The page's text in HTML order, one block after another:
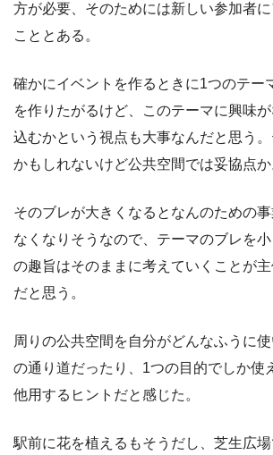
方が必要、そのためには新しい参加者
こととある。
確かにイベントを作るときに1つのテー
を作りたがるけど、このテーマに興味
込むかという視点も大事なんだと思う
かもしれないけど公共空間では妥協点か
そのブレが大きくなるとなんのための
なくなりそうなので、テーマのブレを
の趣旨はそのままに考えていくことが
だと思う。
周りの公共空間を自分がどんなふうに
の通り道だったり、1つの目的でしか使
他用するヒントだと感じた。
駅前に花を植えるもそうだし、芝生広